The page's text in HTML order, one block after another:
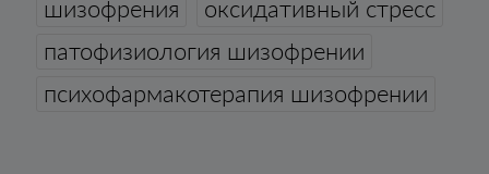
шизофрения
оксидативный стресс
патофизиология шизофрении
психофармакотерапия шизофрении